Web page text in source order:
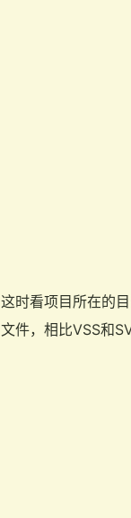
这时看项目所在的
文件，相比VSS和